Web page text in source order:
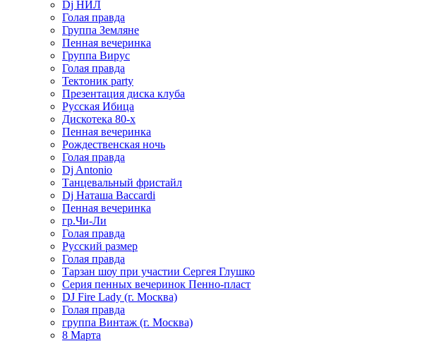
Dj НИЛ
Голая правда
Группа Земляне
Пенная вечеринка
Группа Вирус
Голая правда
Тектоник party
Презентация диска клуба
Русская Ибица
Дискотека 80-х
Пенная вечеринка
Рождественская ночь
Голая правда
Dj Antonio
Танцевальный фристайл
Dj Наташа Baccardi
Пенная вечеринка
гр.Чи-Ли
Голая правда
Русский размер
Голая правда
Тарзан шоу при участии Сергея Глушко
Серия пенных вечеринок Пенно-пласт
DJ Fire Lady (г. Москва)
Голая правда
группа Винтаж (г. Москва)
8 Марта